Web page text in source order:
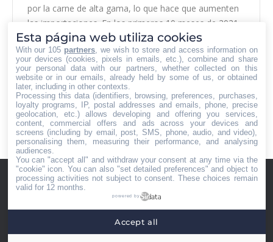
por la carne de alta gama, lo que hace que aumenten
las importaciones. En los primeros 10 meses de 2021,
las ventas de jamones y paletas curados españoles
crecieron más de un 32,96 % en valor hasta alcanzar
los 17,35 millones de euros (19,6 millones de…
1 2 3 4 5 … 11 →
Menú footer
Esta página web utiliza cookies
With our 105 partners , we wish to store and access information on
your devices (cookies, pixels in emails, etc.), combine and share
your personal data with our partners, whether collected on this
website or in our emails, already held by some of us, or obtained
later, including in other contexts.
Processing this data (identifiers, browsing, preferences, purchases,
loyalty programs, IP, postal addresses and emails, phone, precise
geolocation, etc.) allows developing and offering you services,
content, commercial offers and ads across your devices and
screens (including by email, post, SMS, phone, audio, and video),
personalising them, measuring their performance, and analysing
audiences.
You can "accept all" and withdraw your consent at any time via the
"cookie" icon . You can also "set detailed preferences" and object to
processing activities not subject to consent. These choices remain
valid for 12 months.
powered by
Accept all